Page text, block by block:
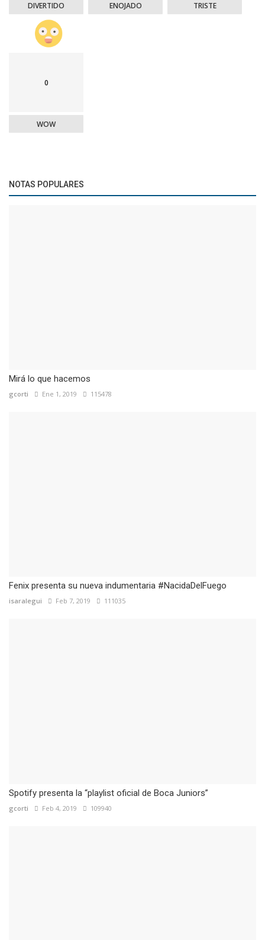
DIVERTIDO ENOJADO TRISTE
0
WOW
NOTAS POPULARES
Mirá lo que hacemos
gcorti Ene 1, 2019 115478
Fenix presenta su nueva indumentaria #NacidaDelFuego
isaralegui Feb 7, 2019 111035
Spotify presenta la “playlist oficial de Boca Juniors”
gcorti Feb 4, 2019 109940